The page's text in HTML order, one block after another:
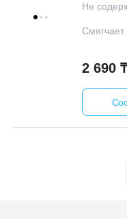
Не
Смягчает
2 690 ₸